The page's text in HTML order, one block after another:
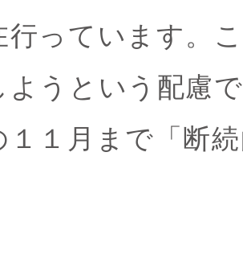
行っています。
ようという配慮
１１月まで「断